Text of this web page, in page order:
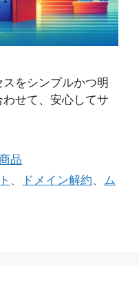
をシンプルかつ明
せて、安心してサ
品
、 ドメイン解約、
ム